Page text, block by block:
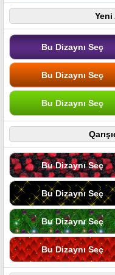
Yeni
Bu Dizaynı Seç
Bu Dizaynı Seç
Bu Dizaynı Seç
Bu Dizaynı Seç
Bu Dizaynı Seç
Bu Dizaynı Seç
Bu Dizaynı Seç